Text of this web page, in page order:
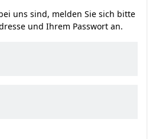
uns sind, melden Sie sich bitte
und Ihrem Passwort an.